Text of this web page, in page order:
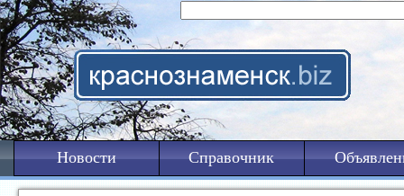
Новости Справочник